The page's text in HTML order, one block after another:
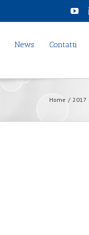
News Contatti
Home / 2017